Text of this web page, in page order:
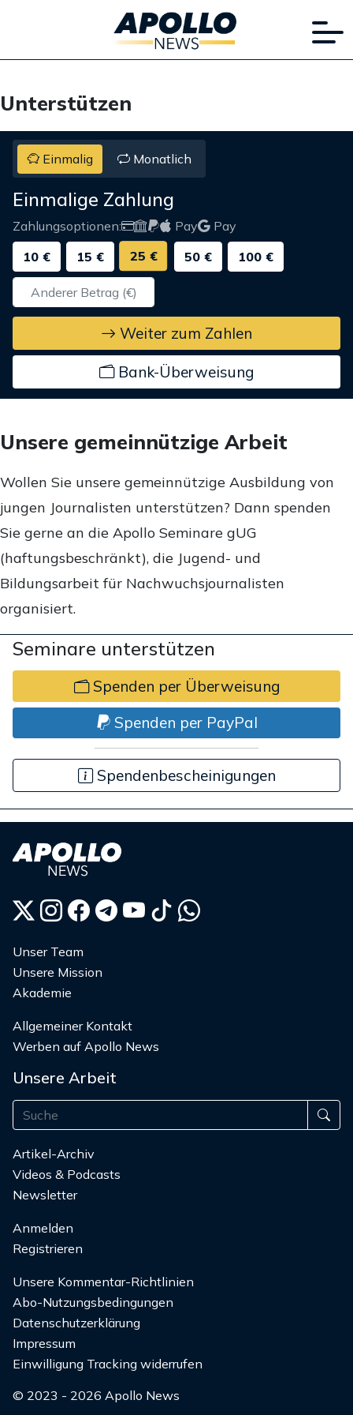
Unterstützen
Einmalig Monatlich
Einmalige Zahlung
Zahlungsoptionen: Pay
Pay
10 €
15 € 25 € 50 € 100 €
Weiter zum Zahlen
Bank-Überweisung
Unsere gemeinnützige Arbeit
Wollen Sie unsere gemeinnützige Ausbildung von
jungen Journalisten unterstützen? Dann spenden
Sie gerne an die Apollo Seminare gUG
(haftungsbeschränkt), die Jugend- und
Bildungsarbeit für Nachwuchsjournalisten
organisiert.
Seminare unterstützen
Spenden per Überweisung
Spenden per PayPal
Spendenbescheinigungen
Unser Team
Unsere Mission
Akademie
Allgemeiner Kontakt
Werben auf Apollo News
Unsere Arbeit
Artikel-Archiv
Videos & Podcasts
Newsletter
Anmelden
Registrieren
Unsere Kommentar-Richtlinien
Abo-Nutzungsbedingungen
Datenschutzerklärung
Impressum
Einwilligung Tracking widerrufen
© 2023 - 2026 Apollo News